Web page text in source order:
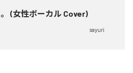
(女性ボーカル Cover)
sayuri